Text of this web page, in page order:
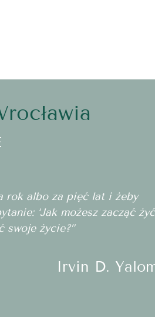
rok albo za pięć lat i żeby
‘Jak możesz zacząć żyć
swoje życie?”
Irvin D.